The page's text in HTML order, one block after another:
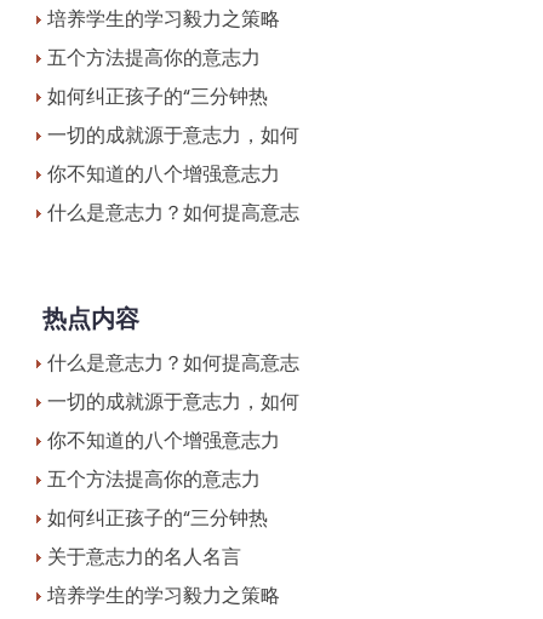
培养学生的学习毅力之策略
五个方法提高你的意志力
如何纠正孩子的“三分钟热
一切的成就源于意志力，如何
你不知道的八个增强意志力
什么是意志力？如何提高意志
热点内容
什么是意志力？如何提高意志
一切的成就源于意志力，如何
你不知道的八个增强意志力
五个方法提高你的意志力
如何纠正孩子的“三分钟热
关于意志力的名人名言
培养学生的学习毅力之策略